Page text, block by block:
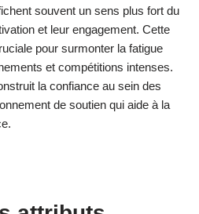
souvent un sens plus fort du
et leur engagement. Cette
pour surmonter la fatigue
et compétitions intenses.
la confiance au sein des
de soutien qui aide à la